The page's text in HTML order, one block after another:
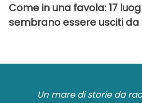
Come in una favola: 17
sembrano essere usciti da
Un mare di storie da